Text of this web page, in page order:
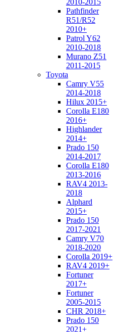
2010-2015
Pathfinder
R51/R52
2010+
Patrol Y62
2010-2018
Murano Z51
2011-2015
Toyota
Camry V55
2014-2018
Hilux 2015+
Corolla E180
2016+
Highlander
2014+
Prado 150
2014-2017
Corolla E180
2013-2016
RAV4 2013-
2018
Alphard
2015+
Prado 150
2017-2021
Camry V70
2018-2020
Corolla 2019+
RAV4 2019+
Fortuner
2017+
Fortuner
2005-2015
CHR 2018+
Prado 150
2021+